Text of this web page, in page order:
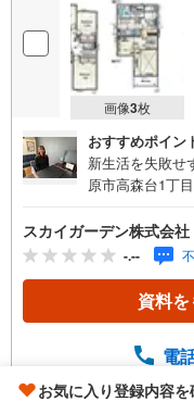
画像3枚
おすすめポイン
新生活を失敗せ
原市高森台1丁
ます。こちらの
広々です。お掃
いです。使い
チン付きの物
付き。あなた
スカイガーデン株式会社
-.--
資料を
電
お気に入り登録内容を